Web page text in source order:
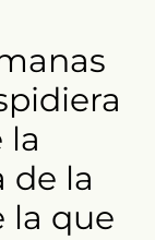
la
de la
la que